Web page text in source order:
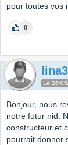
pour toutes vos
0
Le 26/
Bonjour, nous
notre futur nid.
constructeur et
pourrait donner